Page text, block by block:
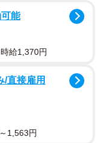
1/2
ルカード
能
給1,370円
/直接雇用
1,563円